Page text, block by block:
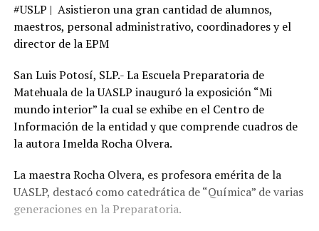
#USLP | Asistieron una gran cantidad de alumnos,
maestros, personal administrativo, coordinadores y el
director de la EPM
San Luis Potosí, SLP.- La Escuela Preparatoria de
Matehuala de la UASLP inauguró la exposición “Mi
mundo interior” la cual se exhibe en el Centro de
Información de la entidad y que comprende cuadros de
la autora Imelda Rocha Olvera.
La maestra Rocha Olvera, es profesora emérita de la
UASLP, destacó como catedrática de “Química” de varias
generaciones en la Preparatoria.